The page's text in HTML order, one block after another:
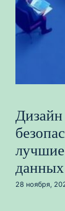
данных
28 ноября,